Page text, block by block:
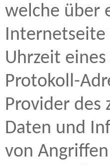
welche über
Internetseite
Uhrzeit
Protokoll-
Provider des
Daten und
von